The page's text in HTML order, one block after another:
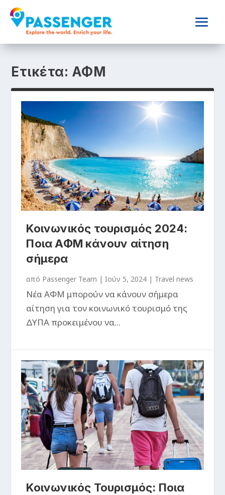
Ετικέτα: ΑΦΜ
Κοινωνικός τουρισμός 2024:
Ποια ΑΦΜ κάνουν αίτηση
σήμερα
από Passenger Team |Ιούν 5, 2024 | Travel news
Νέα ΑΦΜ μπορούν να κάνουν σήμερα
αίτηση για τον κοινωνικό τουρισμό της
ΔΥΠΑ προκειμένου να...
Κοινωνικός Τουρισμός: Ποια